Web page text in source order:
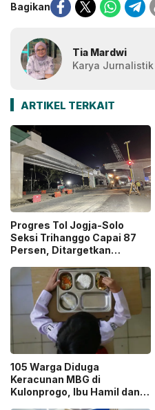
Bagikan
Tia Mardwi
Karya
ARTIKEL TERKAIT
Progres Tol Jogja-Solo
Seksi Trihanggo Capai 87
Persen, Ditargetkan
Bawen Agustus 2026
105 Warga Diduga
Keracunan MBG di
Kulonprogo, Ibu Hamil dan